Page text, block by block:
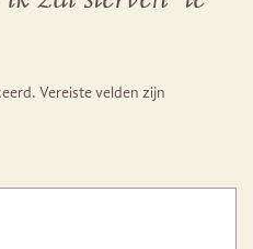
Vereiste velden zijn